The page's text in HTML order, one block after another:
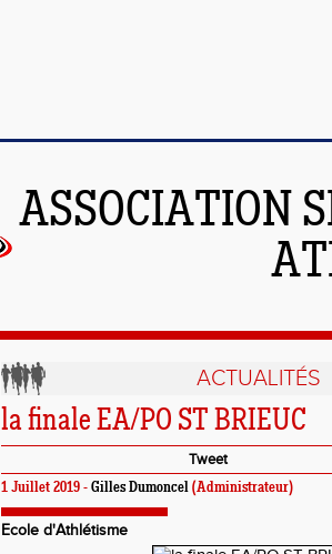
ASSOCIATION
ACTUALITÉS
la finale EA/PO ST BRIEUC
Tweet
1 Juillet 2019 - Gilles Dumoncel (Administrateur)
Ecole d'Athlétisme